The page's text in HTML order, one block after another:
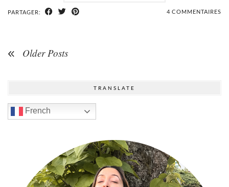
PARTAGER: 4 COMMENTAIRES
Older Posts
TRANSLATE
French